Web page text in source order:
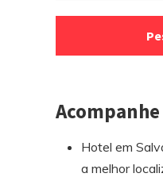
Hotel em
a melhor